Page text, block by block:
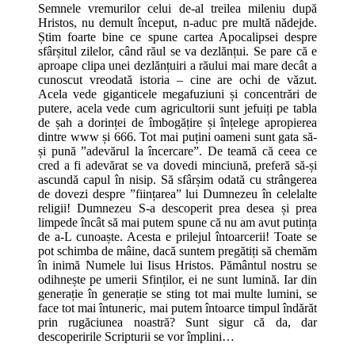
Semnele vremurilor celui de-al treilea mileniu după
Hristos, nu demult început, n-aduc pre multă nădejde.
Știm foarte bine ce spune cartea Apocalipsei despre
sfârșitul zilelor, când răul se va dezlănțui. Se pare că e
aproape clipa unei dezlănțuiri a răului mai mare decât a
cunoscut vreodată istoria – cine are ochi de văzut.
Acela vede giganticele megafuziuni și concentrări de
putere, acela vede cum agricultorii sunt jefuiți pe tabla
de șah a dorinței de îmbogățire și înțelege apropierea
dintre www și 666. Tot mai puțini oameni sunt gata să-
și pună ”adevărul la încercare”. De teamă că ceea ce
cred a fi adevărat se va dovedi minciună, preferă să-și
ascundă capul în nisip. Să sfârșim odată cu strângerea
de dovezi despre ”ființarea” lui Dumnezeu în celelalte
religii! Dumnezeu S-a descoperit prea desea și prea
limpede încât să mai putem spune că nu am avut putința
de a-L cunoaște. Acesta e prilejul întoarcerii! Toate se
pot schimba de mâine, dacă suntem pregătiți să chemăm
în inimă Numele lui Iisus Hristos. Pământul nostru se
odihnește pe umerii Sfinților, ei ne sunt lumină. Iar din
generație în generație se sting tot mai multe lumini, se
face tot mai întuneric, mai putem întoarce timpul îndărăt
prin rugăciunea noastră? Sunt sigur că da, dar
descoperirile Scripturii se vor împlini…